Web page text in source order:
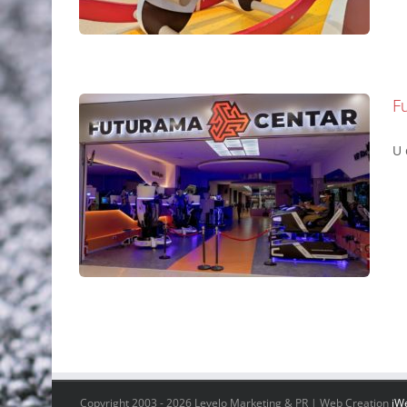
Futurama centar, Delta City
Podovi
U
Copyright 2003 -2026 Levelo Marketing & PR | Web Creation